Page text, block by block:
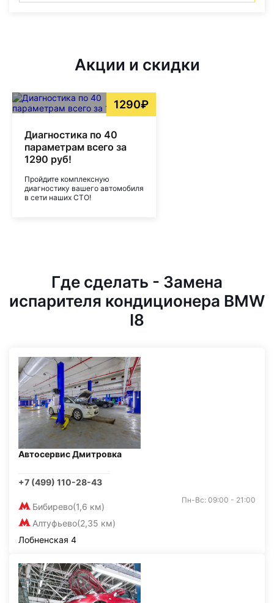
Акции и скидки
1290₽
Диагностика по 40
параметрам всего за
1290 руб!
Пройдите комплексную
диагностику вашего автомобиля
в сети наших СТО!
Где сделать - Замена
испарителя кондиционера BMW
I8
Автосервис Дмитровка
+7 (499) 110-28-43
Бибирево(1,6 км)
Алтуфьево(2,35 км)
Пн-Вс: 09:00 - 21:00
Лобненская 4